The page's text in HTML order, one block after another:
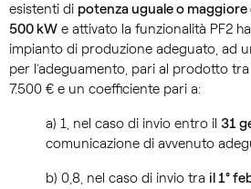
esistenti di potenza uguale o
500 kW e attivato la funzionalità PF2
impianto di produzione adeguato, ad
per l’adeguamento, pari al prodotto
7.500 € e un coefficiente pari a:
a) 1, nel caso di invio entro il 31
comunicazione di avvenuto
b) 0,8, nel caso di invio tra il 1°